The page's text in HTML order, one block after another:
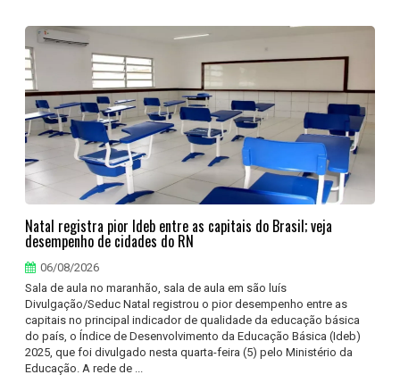
Natal registra pior Ideb entre as capitais do Brasil; veja
desempenho de cidades do RN
06/08/2026
Sala de aula no maranhão, sala de aula em são luís
Divulgação/Seduc Natal registrou o pior desempenho entre as
capitais no principal indicador de qualidade da educação básica
do país, o Índice de Desenvolvimento da Educação Básica (Ideb)
2025, que foi divulgado nesta quarta-feira (5) pelo Ministério da
Educação. A rede de ...